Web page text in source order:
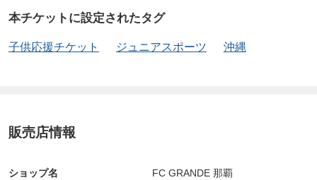
本チケットに設定されたタグ
子供応援チケット ジュニアスポーツ 沖縄
販売店情報
ショップ名 FC GRANDE 那覇